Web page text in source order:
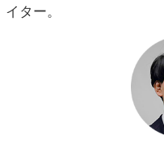
イター。